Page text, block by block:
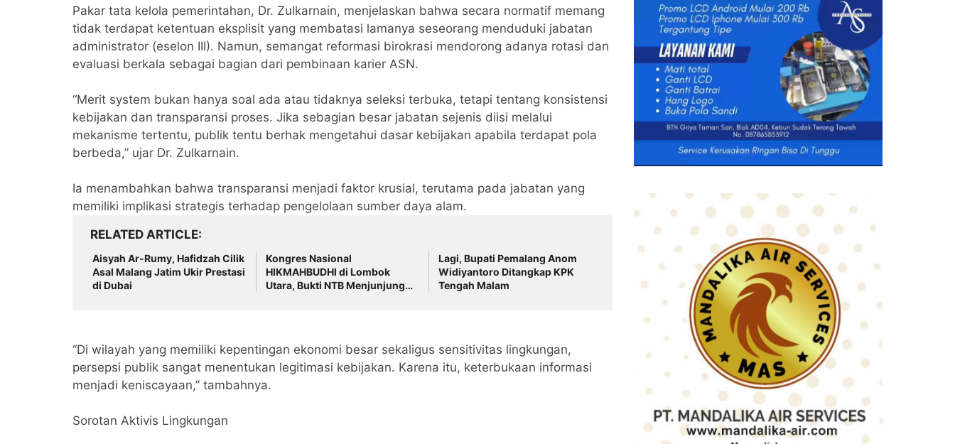
‎Pakar tata kelola pemerintahan, Dr. Zulkarnain, menjelaskan bahwa secara normatif memang
tidak terdapat ketentuan eksplisit yang membatasi lamanya seseorang menduduki jabatan
administrator (eselon III). Namun, semangat reformasi birokrasi mendorong adanya rotasi dan
evaluasi berkala sebagai bagian dari pembinaan karier ASN.
‎“Merit system bukan hanya soal ada atau tidaknya seleksi terbuka, tetapi tentang konsistensi
kebijakan dan transparansi proses. Jika sebagian besar jabatan sejenis diisi melalui
mekanisme tertentu, publik tentu berhak mengetahui dasar kebijakan apabila terdapat pola
berbeda,” ujar Dr. Zulkarnain.
‎Ia menambahkan bahwa transparansi menjadi faktor krusial, terutama pada jabatan yang
memiliki implikasi strategis terhadap pengelolaan sumber daya alam.
RELATED ARTICLE
Aisyah Ar-Rumy, Hafidzah Cilik
Asal Malang Jatim Ukir Prestasi
di Dubai
Kongres Nasional
HIKMAHBUDHI di Lombok
Utara, Bukti NTB Menjunjung
Lagi, Bupati Pemalang Anom
Widiyantoro Ditangkap KPK
Tengah Malam
‎“Di wilayah yang memiliki kepentingan ekonomi besar sekaligus sensitivitas lingkungan,
persepsi publik sangat menentukan legitimasi kebijakan. Karena itu, keterbukaan informasi
menjadi keniscayaan,” tambahnya.
‎Sorotan Aktivis Lingkungan